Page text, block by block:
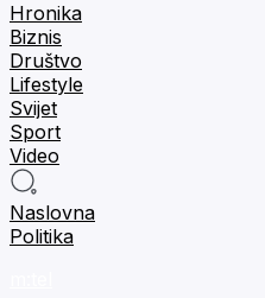
Hronika
Biznis
Društvo
Lifestyle
Svijet
Sport
Video
Naslovna
Politika